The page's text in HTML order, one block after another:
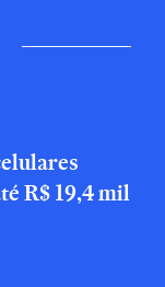
R$ 19,4 mil